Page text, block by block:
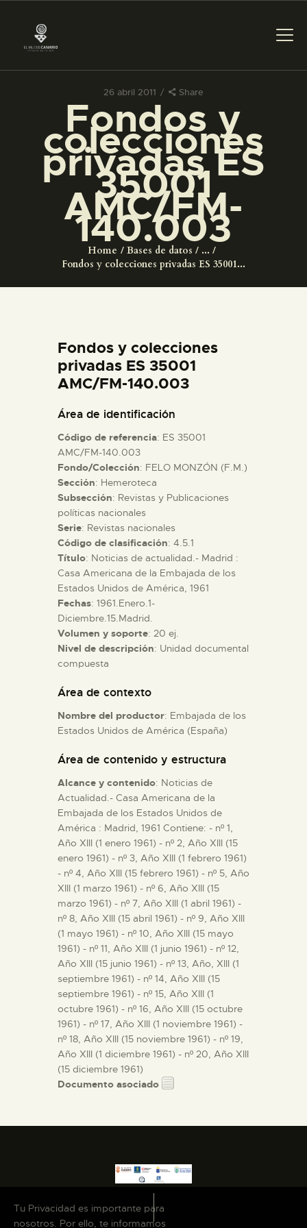
26 abril 2011 Share
Fondos y
colecciones
privadas ES
35001
AMC/FM-
140.003
Home Bases de datos
...
Fondos y colecciones privadas ES 35001...
PREPARAR LA VISITA
ACTIVIDADES
█
EL MUSEO
ESPAÑOL
ACTIVIDADES
█
EL MUSEO
COLECCIONES
DIDÁCTICA
ESPAÑOL
Fondos y colecciones
privadas ES 35001
AMC/FM-140.003
Área de identificación
Código de referencia: ES 35001
AMC/FM-140.003
Fondo/Colección: FELO MONZÓN (F.M.)
Sección: Hemeroteca
Subsección: Revistas y Publicaciones
políticas nacionales
Serie: Revistas nacionales
Código de clasificación: 4.5.1
Título: Noticias de actualidad.- Madrid :
Casa Americana de la Embajada de los
Estados Unidos de América, 1961
Fechas: 1961.Enero.1-
Diciembre.15.Madrid.
Volumen y soporte: 20 ej.
Nivel de descripción: Unidad documental
compuesta
Área de contexto
Nombre del productor: Embajada de los
Estados Unidos de América (España)
Área de contenido y estructura
Alcance y contenido: Noticias de
Actualidad.- Casa Americana de la
Embajada de los Estados Unidos de
América : Madrid, 1961 Contiene: - nº 1,
Año XIII (1 enero 1961) - nº 2, Año XIII (15
enero 1961) - nº 3, Año XIII (1 febrero 1961)
- nº 4, Año XIII (15 febrero 1961) - nº 5, Año
XIII (1 marzo 1961) - nº 6, Año XIII (15
marzo 1961) - nº 7, Año XIII (1 abril 1961) -
nº 8, Año XIII (15 abril 1961) - nº 9, Año XIII
(1 mayo 1961) - nº 10, Año XIII (15 mayo
1961) - nº 11, Año XIII (1 junio 1961) - nº 12,
Año XIII (15 junio 1961) - nº 13, Año, XIII (1
septiembre 1961) - nº 14, Año XIII (15
septiembre 1961) - nº 15, Año XIII (1
octubre 1961) - nº 16, Año XIII (15 octubre
1961) - nº 17, Año XIII (1 noviembre 1961) -
nº 18, Año XIII (15 noviembre 1961) - nº 19,
Año XIII (1 diciembre 1961) - nº 20, Año XIII
(15 diciembre 1961)
Documento asociado
Tu Privacidad es importante para
nosotros. Por ello, te informamos